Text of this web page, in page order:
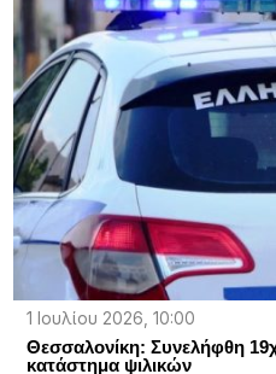
1 Ιουλίου 2026, 10:00
Θεσσαλονίκη: Συνελήφθη
κατάστημα ψιλικών